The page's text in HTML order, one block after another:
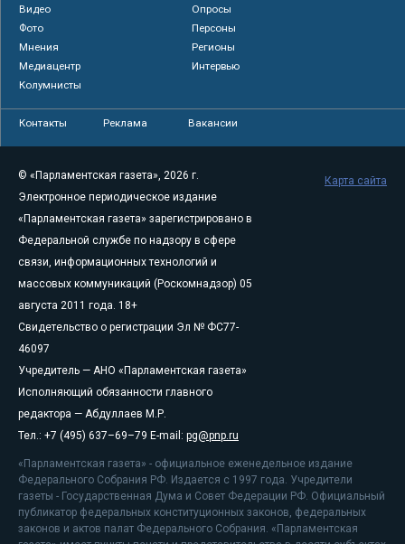
Видео
Опросы
Фото
Персоны
Мнения
Регионы
Медиацентр
Интервью
Колумнисты
Контакты Реклама Вакансии
© «Парламентская газета», 2026 г.
Электронное периодическое издание
«Парламентская газета» зарегистрировано в
Федеральной службе по надзору в сфере
связи, информационных технологий и
массовых коммуникаций (Роскомнадзор) 05
августа 2011 года. 18+
Свидетельство о регистрации Эл № ФС77-
46097
Учредитель — АНО «Парламентская газета»
Исполняющий обязанности главного
редактора — Абдуллаев М.Р.
Тел.: +7 (495) 637–69–79 E-mail: pg@pnp.ru
«Парламентская газета» - официальное еженедельное издание
Федерального Собрания РФ. Издается с 1997 года. Учредители
газеты - Государственная Дума и Совет Федерации РФ. Официальный
публикатор федеральных конституционных законов, федеральных
законов и актов палат Федерального Собрания. «Парламентская
Карта сайта